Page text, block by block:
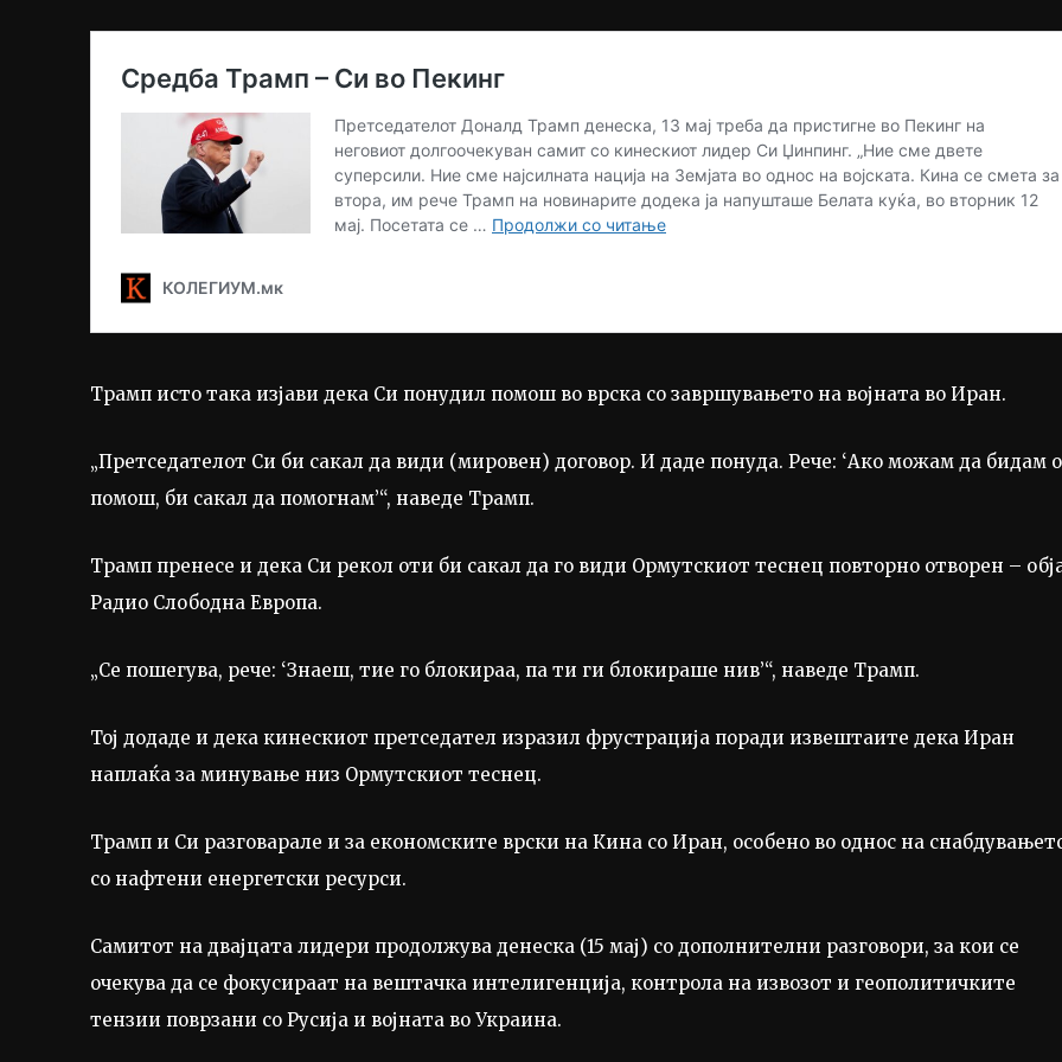
Трамп исто така изјави дека Си понудил помош во врска со завршувањето на војната во Иран.
„Претседателот Си би сакал да види (мировен) договор. И даде понуда. Рече: ‘Ако можам да бидам
помош, би сакал да помогнам’“, наведе Трамп.
Трамп пренесе и дека Си рекол оти би сакал да го види Ормутскиот теснец повторно отворен –
Радио Слободна Европа.
„Се пошегува, рече: ‘Знаеш, тие го блокираа, па ти ги блокираше нив’“, наведе Трамп.
Тој додаде и дека кинескиот претседател изразил фрустрација поради извештаите дека Иран
наплаќа за минување низ Ормутскиот теснец.
Трамп и Си разговарале и за економските врски на Кина со Иран, особено во однос на
со нафтени енергетски ресурси.
Самитот на двајцата лидери продолжува денеска (15 мај) со дополнителни разговори, за кои се
очекува да се фокусираат на вештачка интелигенција, контрола на извозот и геополитичките
тензии поврзани со Русија и војната во Украина.